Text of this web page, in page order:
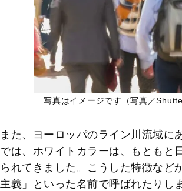
写真はイメージです（写真／
また、ヨーロッパのライン川流域に
では、ホワイトカラーは、もともと
られてきました。こうした特徴など
主義」といった名前で呼ばれたりし